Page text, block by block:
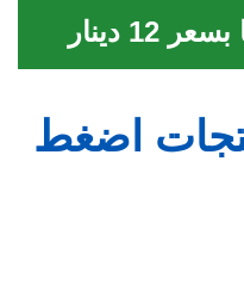
دينار
اضغط